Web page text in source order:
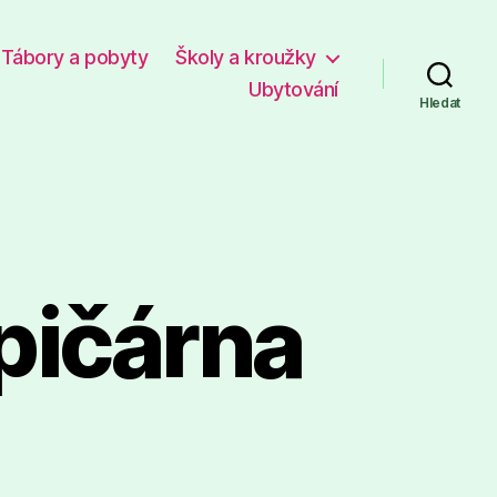
Tábory a pobyty
Školy a kroužky
Ubytování
Hledat